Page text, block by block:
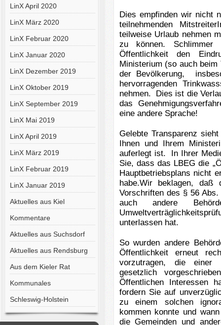
LinX April 2020
LinX März 2020
LinX Februar 2020
LinX Januar 2020
LinX Dezember 2019
LinX Oktober 2019
LinX September 2019
LinX Mai 2019
LinX April 2019
LinX März 2019
LinX Februar 2019
LinX Januar 2019
Aktuelles aus Kiel
Kommentare
Aktuelles aus Suchsdorf
Aktuelles aus Rendsburg
Aus dem Kieler Rat
Kommunales
Schleswig-Holstein
Dies empfinden wir nicht
teilnehmenden
teilweise Urlaub nehmen
zu können.
Öffentlichkeit den
Ministerium (so auch beim
der Bevölkerung,
hervorragenden
nehmen. Dies ist die
das
eine andere Sprache!
Gelebte Transparenz
Ihnen und Ihrem
auferlegt ist.
In Ihrer
Sie, dass das LBEG die
Hauptbetriebsplans nicht
habe.Wir beklagen, daß
Vorschriften des § 56
auch andere
unterlassen hat.
So wurden andere
Öffentlichkeit erneut
vorzutragen, die einer
gesetzlich
Öffentlichen Interessen
fordern Sie auf
zu einem solchen
kommen konnte und
die Gemeinden und